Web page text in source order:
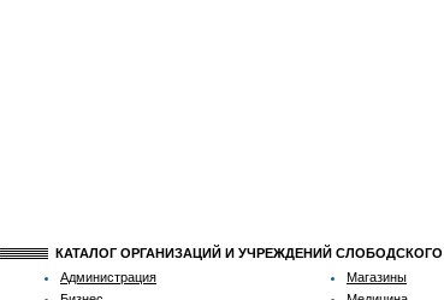
КАТАЛОГ ОРГАНИЗАЦИЙ И УЧРЕЖДЕНИЙ СЛОБОДСКОГО
Администрация
Магазины